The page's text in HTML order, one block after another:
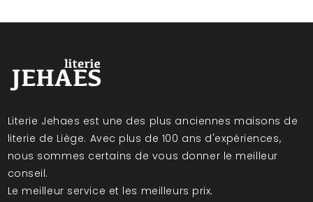
Literie Jehaes est une des plus anciennes maisons de
literie de Liège. Avec plus de 100 ans d'expériences,
nous sommes certains de vous donner le meilleur
conseil.
Le meilleur service et les meilleurs prix.